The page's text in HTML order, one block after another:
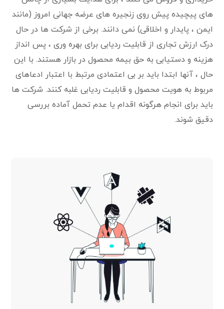
های پیچیده پیش روی زنجیره های عرضه جهانی امروز (مانند
ایمن ، پایدار و اخلاقی) نمی دانند. برخی از شرکت ها در حال
درک ارزش تجاری از قابلیت ردیابی برای بهره وری ، پس انداز
هزینه و دستیابی به حق بیمه محصول در بازار هستند. با این
حال ، آنها ابتدا باید بر بی اعتمادی مرتبط با اعتبار ادعاهای
مربوط به هویت محصول و قابلیت ردیابی غلبه کنند. شرکت ها
باید برای انجام هرگونه اقدام یا عدم تحمل آماده بررسی
دقیق شوند.